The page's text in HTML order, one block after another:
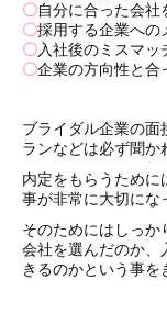
〇自分に合った会社
〇採用する企業への
〇入社後のミスマ
〇企業の方向性と合
ブライダル企業の
ランなどは必ず聞か
内定をもらうために
事が非常に大切にな
そのためにはしっ
会社を選んだのか、
きるのかという事を